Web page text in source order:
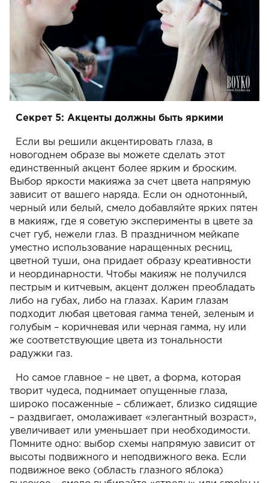
Секрет 5: Акценты должны быть яркими
Если вы решили акцентировать глаза, в
новогоднем образе вы можете сделать этот
единственный акцент более ярким и броским.
Выбор яркости макияжа за счет цвета напрямую
зависит от вашего наряда. Если он однотонный,
черный или белый, смело добавляйте ярких пятен
в макияж, где я советую эксперименты в цвете за
счет губ, нежели глаз. В праздничном мейкапе
уместно использование наращенных ресниц,
цветной туши, она придает образу креативности
и неординарности. Чтобы макияж не получился
пестрым и китчевым, акцент должен преобладать
либо на губах, либо на глазах. Карим глазам
подходит любая цветовая гамма теней, зеленым и
голубым – коричневая или черная гамма, ну или
же соответствующие цвета из тональности
радужки газ.
Но самое главное – не цвет, а форма, которая
творит чудеса, поднимает опущенные глаза,
широко посаженные – сближает, близко сидящие
– раздвигает, омолаживает «элегантный возраст»,
увеличивает или уменьшает при необходимости.
Помните одно: выбор схемы напрямую зависит от
высоты подвижного и неподвижного века. Если
подвижное веко (область глазного яблока)